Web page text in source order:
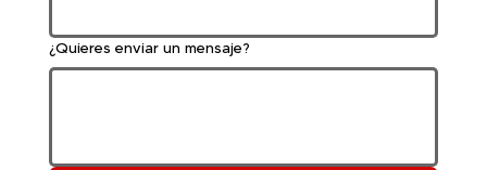
¿Quieres enviar un mensaje?